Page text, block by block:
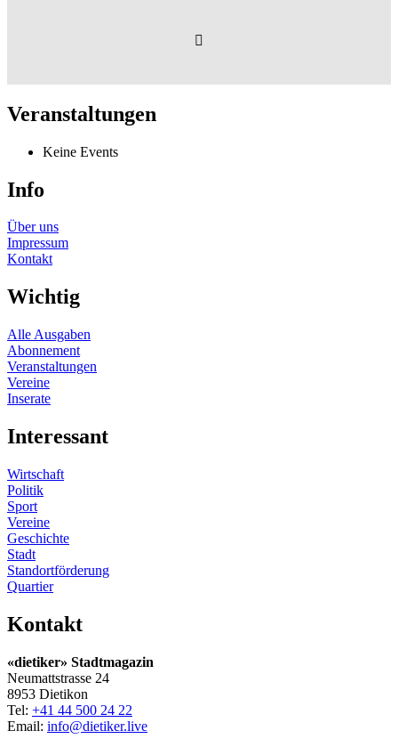
Veranstaltungen
Keine Events
Info
Über uns
Impressum
Kontakt
Wichtig
Alle Ausgaben
Abonnement
Veranstaltungen
Vereine
Inserate
Interessant
Wirtschaft
Politik
Sport
Vereine
Geschichte
Stadt
Standortförderung
Quartier
Kontakt
«dietiker» Stadtmagazin
Neumattstrasse 24
8953 Dietikon
Tel: +41 44 500 24 22
Email: info@dietiker.live